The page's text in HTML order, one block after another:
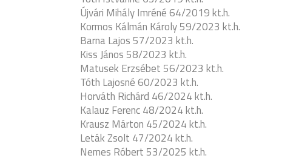
Újvári Mihály Imréné 64/2019 kt.h.
Kormos Kálmán Károly 59/2023 kt.h.
Barna Lajos 57/2023 kt.h.
Kiss János 58/2023 kt.h.
Matusek Erzsébet 56/2023 kt.h.
Tóth Lajosné 60/2023 kt.h.
Horváth Richárd 46/2024 kt.h.
Kalauz Ferenc 48/2024 kt.h.
Krausz Márton 45/2024 kt.h.
Leták Zsolt 47/2024 kt.h.
Nemes Róbert 53/2025 kt.h.